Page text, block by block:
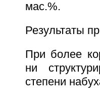
мас.%.
Результаты
При более
ни
степени